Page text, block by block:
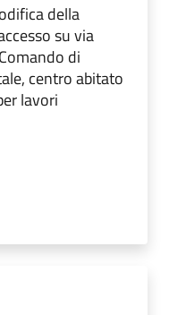
della
su via
di
centro abitato
lavori